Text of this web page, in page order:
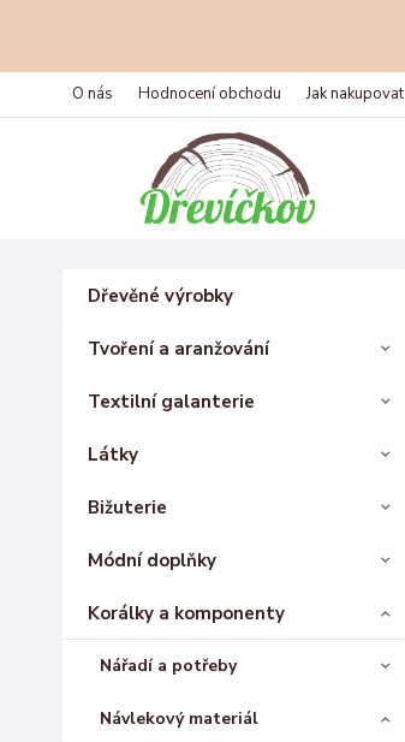
O nás Hodnocení obchodu Jak nakupovat
Dřevěné výrobky
Tvoření a aranžování
Textilní galanterie
Látky
Bižuterie
Módní doplňky
Korálky a komponenty
Nářadí a potřeby
Návlekový materiál